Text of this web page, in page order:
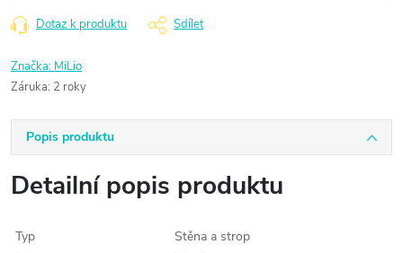
Dotaz k produktu Sdílet
Značka: MiLio
Záruka: 2 roky
Popis produktu
Detailní popis produktu
Typ
Stěna a strop